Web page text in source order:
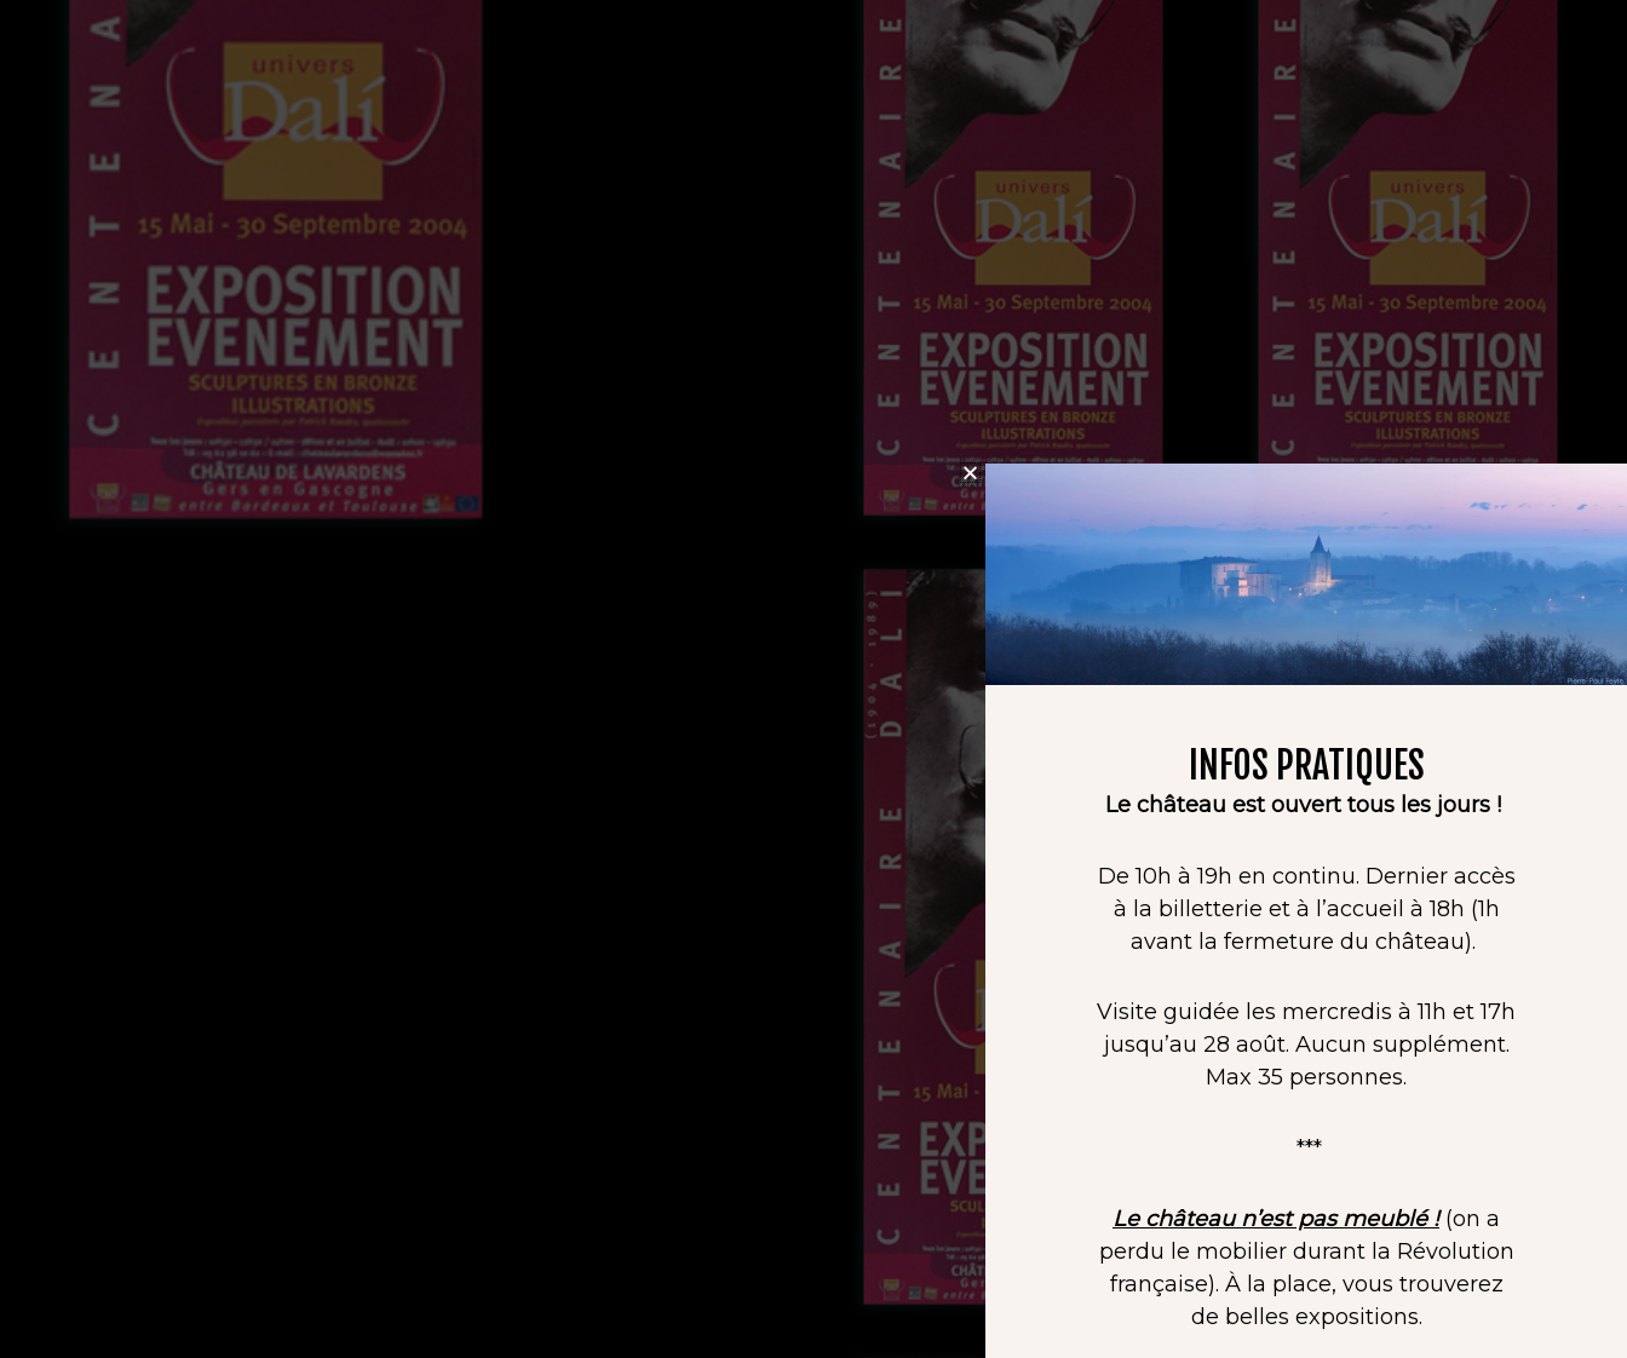
INFOS PRATIQUES
Le château est ouvert tous les jours !
De 10h à 19h en continu. Dernier accès
à la billetterie et à l’accueil à 18h (1h
avant la fermeture du château).
Visite guidée les mercredis à 11h et 17h
jusqu’au 28 août. Aucun supplément.
Max 35 personnes.
***
Le château n’est pas meublé !(on a
perdu le mobilier durant la Révolution
française). À la place, vous trouverez
de belles expositions.